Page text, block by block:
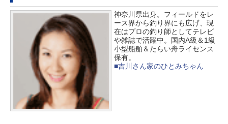
神奈川県出身。フィールドをレ
ース界から釣り界にも広げ、現
在はプロの釣り師としてテレビ
や雑誌で活躍中。国内A級＆1級
小型船舶＆たらい舟ライセンス
保有。
■吉川さん家のひとみちゃん